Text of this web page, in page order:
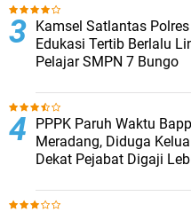
Kamsel Satlantas
Edukasi Tertib Berlalu
Pelajar SMPN 7 Bungo
PPPK Paruh Waktu
Meradang, Diduga
Dekat Pejabat Digaji